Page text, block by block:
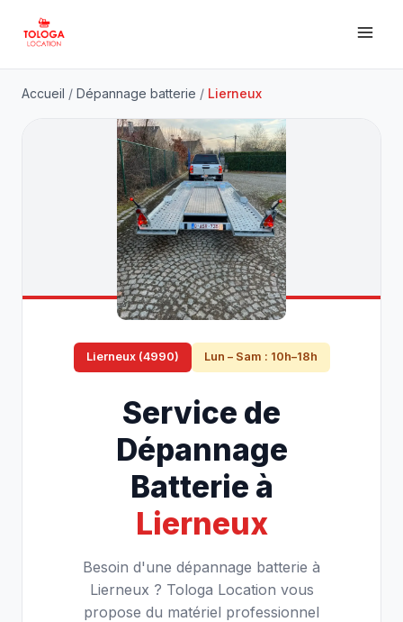
Accueil / Dépannage batterie / Lierneux
Lierneux (4990) Lun – Sam : 10h–18h
Service de
Dépannage
Batterie à
Lierneux
Besoin d'une dépannage batterie à
Lierneux ? Tologa Location vous
propose du matériel professionnel